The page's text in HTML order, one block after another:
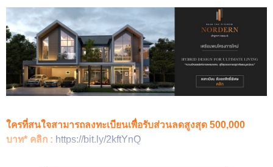
ใครที่สนใจสามารถลงทะเบียนเพื่อรับส่วนลดสูงสุด 500,000
บาท* คลิก : https://bit.ly/2kftYnQ